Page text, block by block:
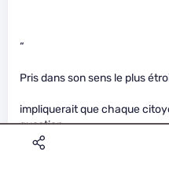
“
Pris dans son sens le plus
impliquerait que chaque
question
relative à l’avance du pays.